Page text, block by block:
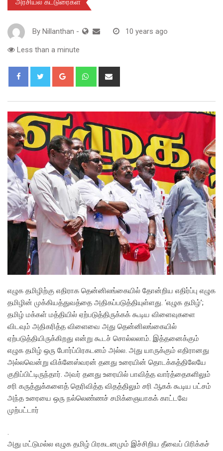
அரசியல் கட்டுரைகள்
By Nillanthan - 10 years ago
Less than a minute
Google+ Whatsapp
எழுக தமிழிற்கு எதிராக தென்னிலங்கையில் தோன்றிய எதிர்ப்பு எழுக
தமிழின் முக்கியத்துவத்தை அதிகப்படுத்தியுள்ளது. ‘எழுக தமிழ்’;
தமிழ் மக்கள் மத்தியில் ஏற்படுத்திருக்கக் கூடிய விளைவுகளை
விடவும் அதிகரித்த விளைவை அது தென்னிலங்கையில்
ஏற்படுத்தியிருக்கிறது என்று கூடச் சொல்லலாம். இத்தனைக்கும்
எழுக தமிழ் ஒரு போர்ப்பிரகடனம் அல்ல. அது யாருக்கும் எதிரானது
அல்லவென்று விக்னேஸ்வரன் தனது உரையின் தொடக்கத்திலேயே
குறிப்பிட்டிருந்தார். அவர் தனது உரையில் பாவித்த வார்த்தைகளிலும்
சரி கருத்துக்களைத் தெரிவித்த விதத்திலும் சரி ஆகக் கூடிய பட்சம்
அந்த உரையை ஒரு நல்லெண்ணச் சமிக்ஞையாகக் காட்டவே
முற்பட்டார்
.
அது மட்டுமல்ல எழுக தமிழ் பிரகடனமும் இச்சிறிய தீவைப் பிரிக்கச்